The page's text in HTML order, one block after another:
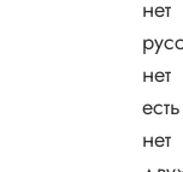
нет
нет
есть
нет